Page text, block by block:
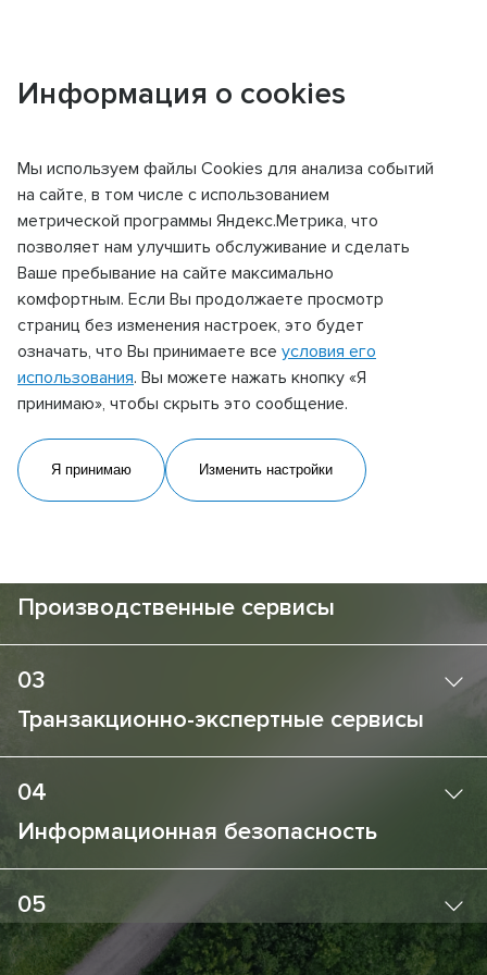
Информация о cookies
Мы используем файлы Сookies для анализа событий
на сайте, в том числе с использованием
метрической программы Яндекс.Метрика, что
позволяет нам улучшить обслуживание и сделать
Ваше пребывание на сайте максимально
комфортным. Если Вы продолжаете просмотр
страниц без изменения настроек, это будет
означать, что Вы принимаете все условия его
использования. Вы можете нажать кнопку «Я
принимаю», чтобы скрыть это сообщение.
Я принимаю Изменить настройки
Главная Миссия и ценности Наш бизнес
НАШ БИЗНЕС
«Норникель Спутник» работает в
различных направлениях:
01
Информационные технологии
Производственные сервисы
03
Транзакционно-экспертные сервисы
04
Информационная безопасность
05
Технологические инновации
© 2026«Норникель Спутник»